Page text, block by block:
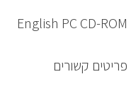
English PC CD-ROM
פריטים קשורים